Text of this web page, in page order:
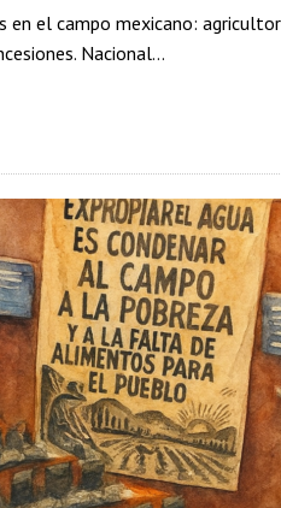
el campo mexicano:
Nacional…